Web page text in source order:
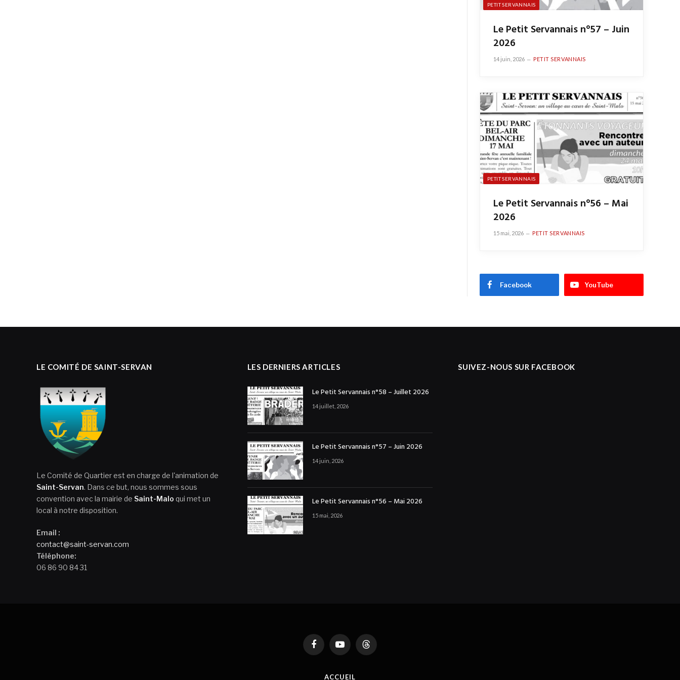
PETIT SERVANNAIS
Le Petit Servannais n°57 – Juin
2026
14 juin, 2026 PETIT SERVANNAIS
PETIT SERVANNAIS
Le Petit Servannais n°56 – Mai
2026
15 mai, 2026 PETIT SERVANNAIS
Facebook YouTube
LE COMITÉ DE SAINT-SERVAN
Le Comité de Quartier est en charge de l'animation de
Saint-Servan. Dans ce but, nous sommes sous
convention avec la mairie de Saint-Malo qui met un
local à notre disposition.
Email :
contact@saint-servan.com
Téléphone:
06 86 90 84 31
LES DERNIERS ARTICLES
Le Petit Servannais n°58 – Juillet 2026
14 juillet, 2026
Le Petit Servannais n°57 – Juin 2026
14 juin, 2026
Le Petit Servannais n°56 – Mai 2026
15 mai, 2026
SUIVEZ-NOUS SUR FACEBOOK
FacebookYouTubeThreads
ACCUEIL